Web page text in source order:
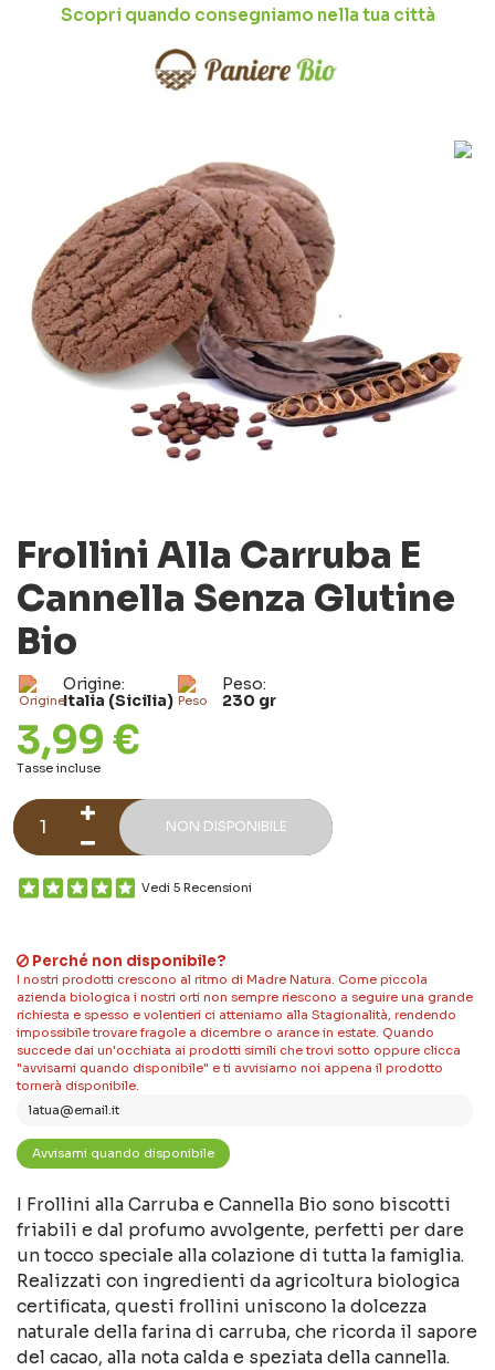
Scopri quando consegniamo nella tua città
Frollini Alla Carruba E
Cannella Senza Glutine
Bio
Origine:
Italia (Sicilia)
Peso:
230 gr
3,99 €
Tasse incluse
NON DISPONIBILE
Vedi 5 Recensioni
Perché non disponibile?
I nostri prodotti crescono al ritmo di Madre Natura. Come piccola
azienda biologica i nostri orti non sempre riescono a seguire una grande
richiesta e spesso e volentieri ci atteniamo alla Stagionalità, rendendo
impossibile trovare fragole a dicembre o arance in estate. Quando
succede dai un'occhiata ai prodotti simili che trovi sotto oppure clicca
"avvisami quando disponibile" e ti avvisiamo noi appena il prodotto
tornerà disponibile.
I Frollini alla Carruba e Cannella Bio sono biscotti
friabili e dal profumo avvolgente, perfetti per dare
un tocco speciale alla colazione di tutta la famiglia.
Realizzati con ingredienti da agricoltura biologica
certificata, questi frollini uniscono la dolcezza
naturale della farina di carruba, che ricorda il sapore
del cacao, alla nota calda e speziata della cannella.